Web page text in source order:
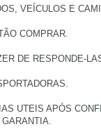
VEÍCULOS E
COMPRAR.
DE RESPONDE-
UTEIS APÓS